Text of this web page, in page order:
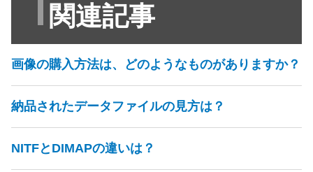
関連記事
画像の購入方法は、どのようなものがありますか？
納品されたデータファイルの見方は？
NITFとDIMAPの違いは？